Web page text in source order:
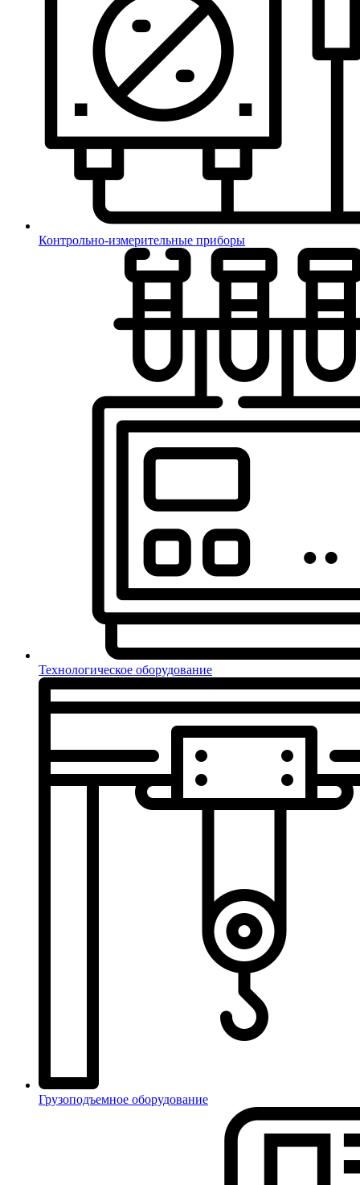
Контрольно-измерительные приборы
Технологическое оборудование
Грузоподъемное оборудование